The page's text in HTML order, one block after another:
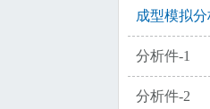
成型模拟
分析件-1
分析件-2